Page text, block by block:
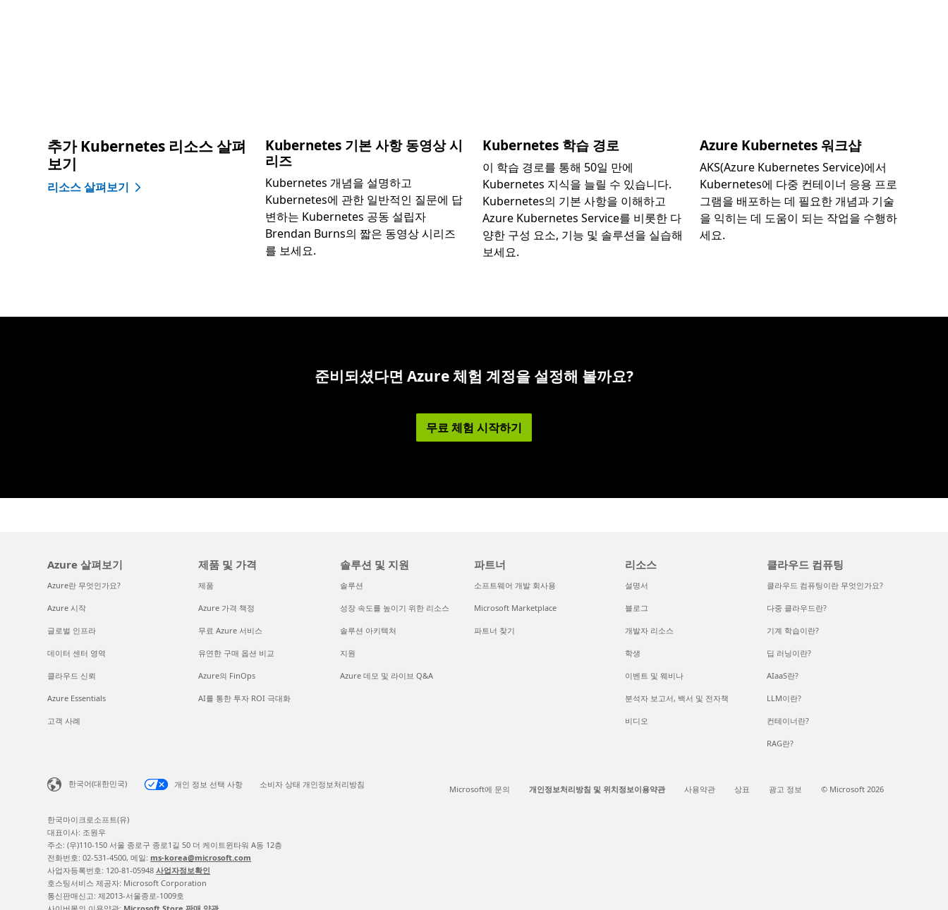
추가 Kubernetes 리소스 살펴
보기
리소스 살펴보기
Kubernetes 기본 사항 동영상 시
리즈
Kubernetes 개념을 설명하고
Kubernetes에 관한 일반적인 질문에 답
변하는 Kubernetes 공동 설립자
Brendan Burns의 짧은 동영상 시리즈
를 보세요.
Kubernetes 학습 경로
이 학습 경로를 통해 50일 만에
Kubernetes 지식을 늘릴 수 있습니다.
Kubernetes의 기본 사항을 이해하고
Azure Kubernetes Service를 비롯한 다
양한 구성 요소, 기능 및 솔루션을 실습해
보세요.
Azure Kubernetes 워크샵
AKS(Azure Kubernetes Service)에서
Kubernetes에 다중 컨테이너 응용 프로
그램을 배포하는 데 필요한 개념과 기술
을 익히는 데 도움이 되는 작업을 수행하
세요.
준비되셨다면 Azure 체험 계정을 설정해 볼까요?
무료 체험 시작하기
Azure 살펴보기
Azure란 무엇인가요?
Azure 시작
글로벌 인프라
데이터 센터 영역
클라우드 신뢰
Azure Essentials
고객 사례
제품 및 가격
제품
Azure 가격 책정
무료 Azure 서비스
유연한 구매 옵션 비교
Azure의 FinOps
AI를 통한 투자 ROI 극대화
솔루션 및 지원
솔루션
성장 속도를 높이기 위한 리소스
솔루션 아키텍처
지원
Azure 데모 및 라이브 Q&A
파트너
소프트웨어 개발 회사용
Microsoft Marketplace
파트너 찾기
리소스
설명서
블로그
개발자 리소스
학생
이벤트 및 웨비나
분석자 보고서, 백서 및 전자책
비디오
클라우드 컴퓨팅
클라우드 컴퓨팅이란 무엇인가요?
다중 클라우드란?
기계 학습이란?
딥 러닝이란?
AIaaS란?
LLM이란?
컨테이너란?
RAG란?
한국어(대한민국) 개인 정보 선택 사항 소비자 상태 개인정보처리방침 Microsoft에 문의 개인정보처리방침 및 위치정보이용약관 사용약관 상표 광고 정보 © Microsoft 2026
한국마이크로소프트(유)
대표이사: 조원우
주소: (우)110-150 서울 종로구 종로1길 50 더 케이트윈타워 A동 12층
전화번호: 02-531-4500, 메일: ms-korea@microsoft.com
사업자등록번호: 120-81-05948사업자정보확인
호스팅서비스 제공자: Microsoft Corporation
통신판매신고: 제2013-서울종로-1009호